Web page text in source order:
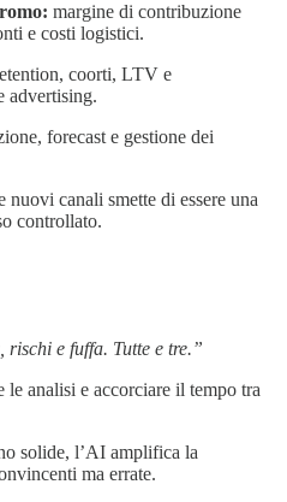
margine di contribuzione
e costi logistici.
coorti, LTV e
advertising.
forecast e gestione dei
nuovi canali smette di essere una
controllato.
rischi e fuffa. Tutte e tre.”
le analisi e accorciare il tempo tra
solide, l’AI amplifica la
ma errate.